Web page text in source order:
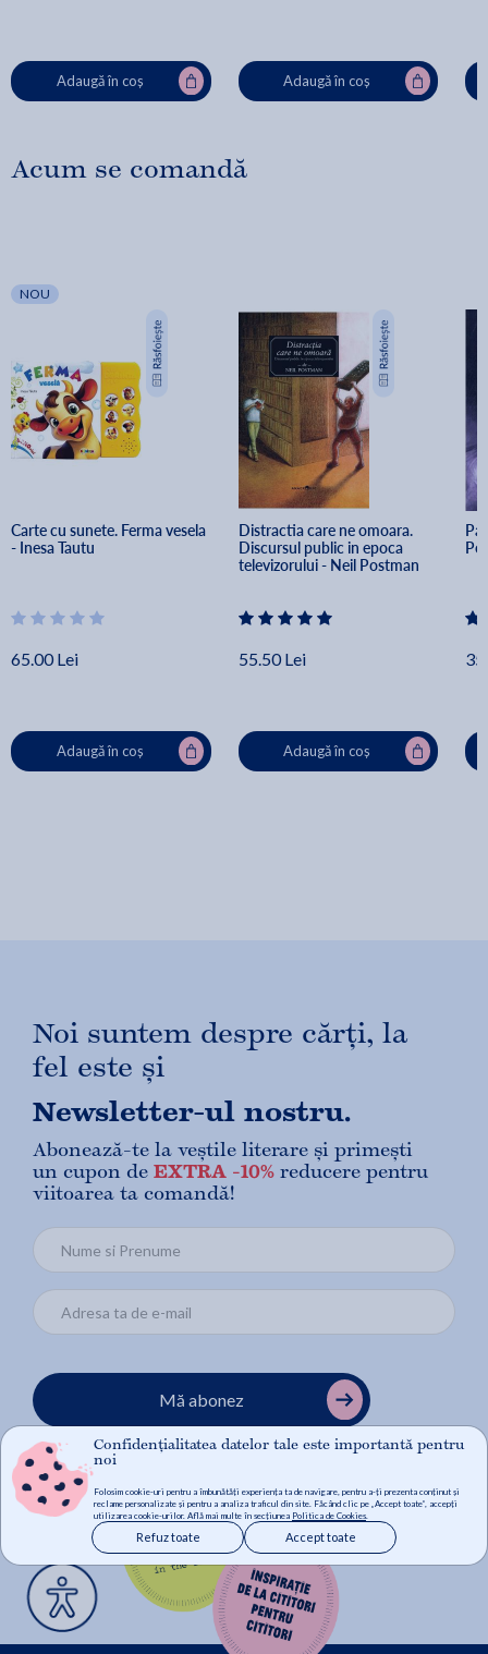
Confidențialitatea datelor tale este importantă pentru
noi
Folosim cookie-uri pentru a îmbunătăți experiența ta de navigare, pentru a-ți prezenta conținut și
reclame personalizate și pentru a analiza traficul din site. Făcând clic pe „Accept toate”, accepți
utilizarea cookie-urilor. Află mai multe în secțiunea Politica de Cookies.
Accept toate
Refuz toate
Adaugă în coș Adaugă în coș
Acum se comandă
NOU
Carte cu sunete. Ferma vesela
- Inesa Tautu
65.00 Lei
Adaugă în coș
Distractia care ne omoara.
Discursul public in epoca
televizorului - Neil Postman
55.50 Lei
Adaugă în coș
Noi suntem despre cărți, la
fel este și
Newsletter-ul nostru.
Abonează-te la veștile literare și primești
un cupon de EXTRA -10% reducere pentru
viitoarea ta comandă!
Mă abonez